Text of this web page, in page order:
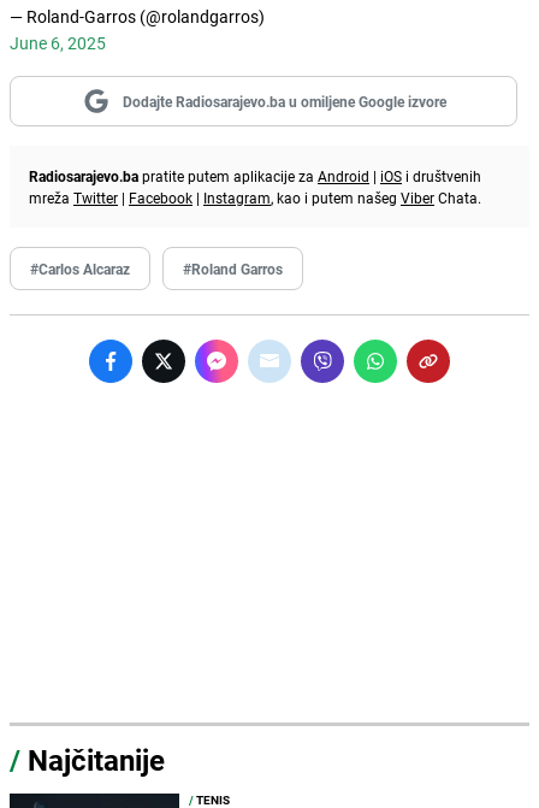
— Roland-Garros (@rolandgarros)
June 6, 2025
Dodajte Radiosarajevo.ba u omiljene Google izvore
Radiosarajevo.bapratite putem aplikacije za Android | iOS i društvenih
mreža Twitter | Facebook | Instagram, kao i putem našeg ViberChata.
#Carlos Alcaraz #Roland Garros
/ Najčitanije
/TENIS